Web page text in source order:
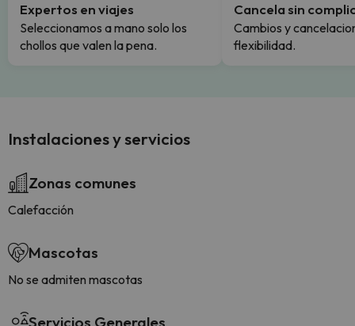
Expertos en viajes
Seleccionamos a mano solo los
chollos que valen la pena.
Cancela sin
Cambios y
flexibilidad.
Instalaciones y servicios
Zonas comunes
Calefacción
Mascotas
No se admiten mascotas